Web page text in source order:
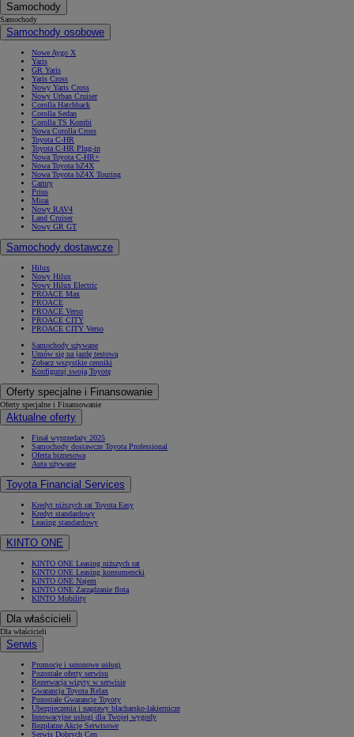
Samochody
Samochody
Samochody osobowe
Nowe Aygo X
Yaris
GR Yaris
Yaris Cross
Nowy Yaris Cross
Nowy Urban Cruiser
Corolla Hatchback
Corolla Sedan
Corolla TS Kombi
Nowa Corolla Cross
Toyota C-HR
Toyota C-HR Plug-in
Nowa Toyota C-HR+
Nowa Toyota bZ4X
Nowa Toyota bZ4X Touring
Camry
Prius
Mirai
Nowy RAV4
Land Cruiser
Nowy GR GT
Samochody dostawcze
Hilux
Nowy Hilux
Nowy Hilux Electric
PROACE Max
PROACE
PROACE Verso
PROACE CITY
PROACE CITY Verso
Samochody używane
Umów się na jazdę testową
Zobacz wszystkie cenniki
Konfiguruj swoją Toyotę
Oferty specjalne i Finansowanie
Oferty specjalne i Finansowanie
Aktualne oferty
Finał wyprzedaży 2025
Samochody dostawcze Toyota Professional
Oferta biznesowa
Auta używane
Toyota Financial Services
Kredyt niższych rat Toyota Easy
Kredyt standardowy
Leasing standardowy
KINTO ONE
KINTO ONE Leasing niższych rat
KINTO ONE Leasing konsumencki
KINTO ONE Najem
KINTO ONE Zarządzanie flotą
KINTO Mobility
Dla właścicieli
Dla właścicieli
Serwis
Promocje i sezonowe usługi
Pozostałe oferty serwisu
Rezerwacja wizyty w serwisie
Gwarancja Toyota Relax
Pozostałe Gwarancje Toyoty
Ubezpieczenia i naprawy blacharsko-lakiernicze
Innowacyjne usługi dla Twojej wygody
Bezpłatne Akcje Serwisowe
Serwis Dobrych Cen